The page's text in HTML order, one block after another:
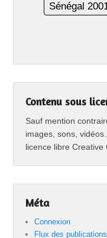
Sénégal
Contenu sous
Sauf mention
images, sons,
licence libre Creative
Méta
Connexion
Flux des publications